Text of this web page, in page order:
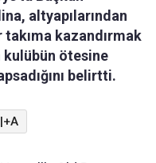
altyapılarından
kazandırmak
kulübün ötesine
belirtti.
|+A